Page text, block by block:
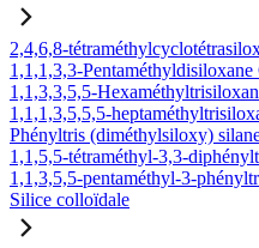
2,4,6,8-
1,1,1,3,3-
1,1,3,3,5,5-
1,1,1,3,5,5,5-
Phényltris (diméthylsiloxy)
1,1,5,5-tétraméthyl-3,3-
1,1,3,5,5-pentaméthyl-3-
Silice colloïdale